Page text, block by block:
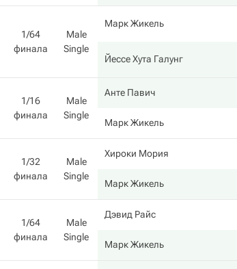
1/64
финала
Male
Single
Марк Жикель
Йессе Хута Галунг
1/16
финала
Male
Single
Анте Павич
Марк Жикель
1/32
финала
Male
Single
Хироки Мория
Марк Жикель
1/64
финала
Male
Single
Дэвид Райс
Марк Жикель